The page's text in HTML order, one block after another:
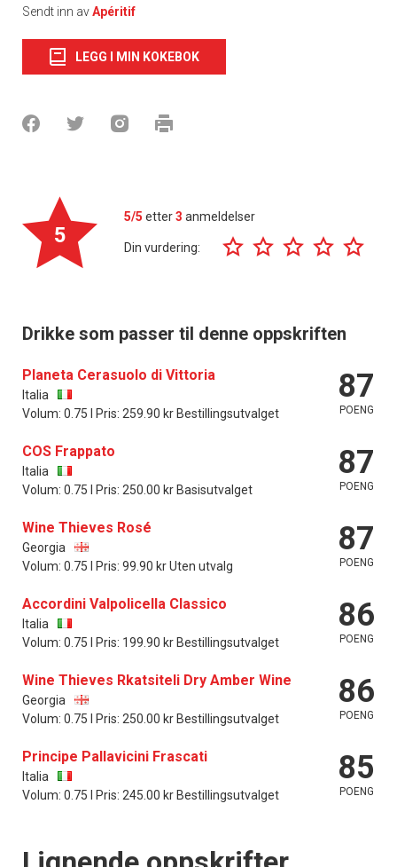
Sendt inn avApéritif
LEGG I MIN KOKEBOK
5
5/5 etter3 anmeldelser
Din vurdering:
Drikke som passer til denne oppskriften
Planeta Cerasuolo di Vittoria
Italia
Volum: 0.75 l Pris: 259.90 kr Bestillingsutvalget
87
POENG
COS Frappato
Italia
Volum: 0.75 l Pris: 250.00 kr Basisutvalget
87
POENG
Wine Thieves Rosé
Georgia
Volum: 0.75 l Pris: 99.90 kr Uten utvalg
87
POENG
Accordini Valpolicella Classico
Italia
Volum: 0.75 l Pris: 199.90 kr Bestillingsutvalget
86
POENG
Wine Thieves Rkatsiteli Dry Amber Wine
Georgia
Volum: 0.75 l Pris: 250.00 kr Bestillingsutvalget
86
POENG
Principe Pallavicini Frascati
Italia
Volum: 0.75 l Pris: 245.00 kr Bestillingsutvalget
85
POENG